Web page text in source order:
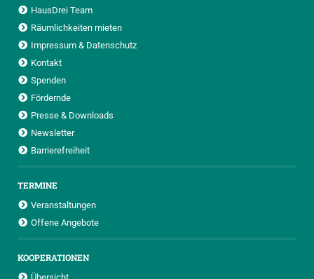
HausDrei Team
Räumlichkeiten mieten
Impressum & Datenschutz
Kontakt
Spenden
Fördernde
Presse & Downloads
Newsletter
Barrierefreiheit
TERMINE
Veranstaltungen
Offene Angebote
KOOPERATIONEN